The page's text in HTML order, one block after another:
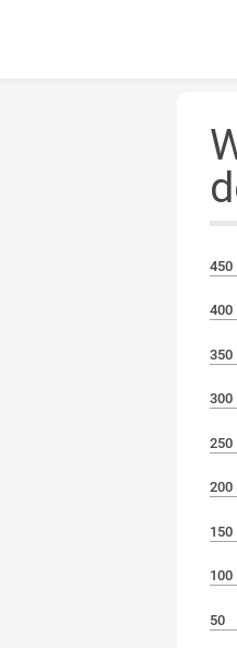
450
400
350
300
250
200
150
100
50